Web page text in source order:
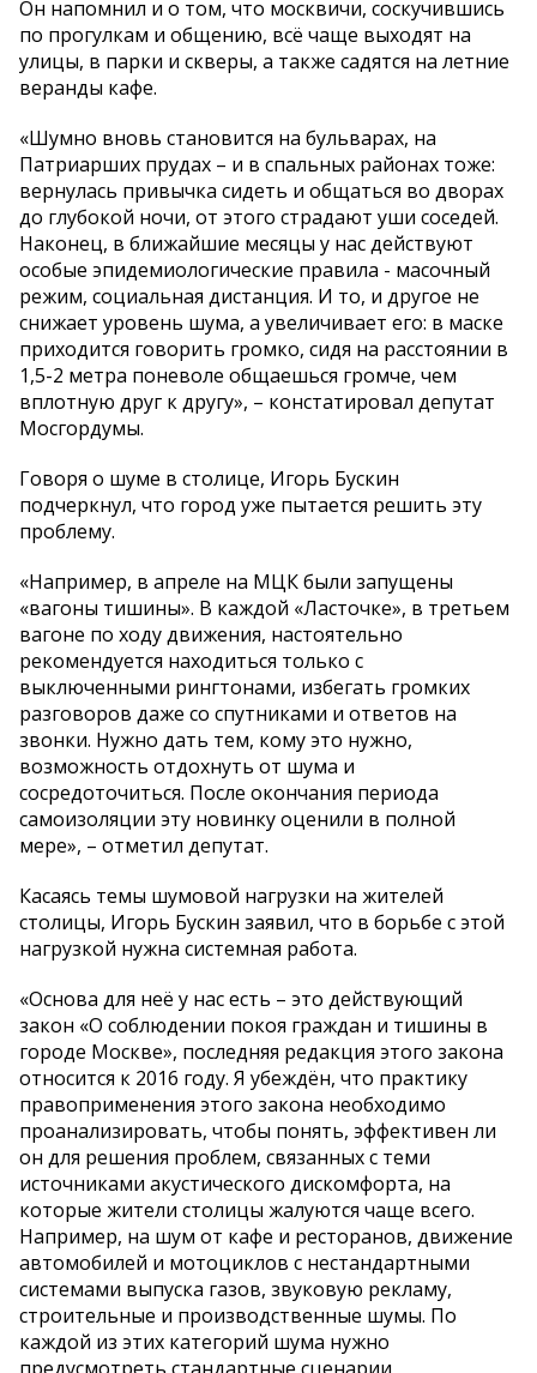
Он напомнил и о том, что москвичи, соскучившись
по прогулкам и общению, всё чаще выходят на
улицы, в парки и скверы, а также садятся на летние
веранды кафе.
«Шумно вновь становится на бульварах, на
Патриарших прудах – и в спальных районах тоже:
вернулась привычка сидеть и общаться во дворах
до глубокой ночи, от этого страдают уши соседей.
Наконец, в ближайшие месяцы у нас действуют
особые эпидемиологические правила - масочный
режим, социальная дистанция. И то, и другое не
снижает уровень шума, а увеличивает его: в маске
приходится говорить громко, сидя на расстоянии в
1,5-2 метра поневоле общаешься громче, чем
вплотную друг к другу», – констатировал депутат
Мосгордумы.
Говоря о шуме в столице, Игорь Бускин
подчеркнул, что город уже пытается решить эту
проблему.
«Например, в апреле на МЦК были запущены
«вагоны тишины». В каждой «Ласточке», в третьем
вагоне по ходу движения, настоятельно
рекомендуется находиться только с
выключенными рингтонами, избегать громких
разговоров даже со спутниками и ответов на
звонки. Нужно дать тем, кому это нужно,
возможность отдохнуть от шума и
сосредоточиться. После окончания периода
самоизоляции эту новинку оценили в полной
мере», – отметил депутат.
Касаясь темы шумовой нагрузки на жителей
столицы, Игорь Бускин заявил, что в борьбе с этой
нагрузкой нужна системная работа.
«Основа для неё у нас есть – это действующий
закон «О соблюдении покоя граждан и тишины в
городе Москве», последняя редакция этого закона
относится к 2016 году. Я убеждён, что практику
правоприменения этого закона необходимо
проанализировать, чтобы понять, эффективен ли
он для решения проблем, связанных с теми
источниками акустического дискомфорта, на
которые жители столицы жалуются чаще всего.
Например, на шум от кафе и ресторанов, движение
автомобилей и мотоциклов с нестандартными
системами выпуска газов, звуковую рекламу,
строительные и производственные шумы. По
каждой из этих категорий шума нужно